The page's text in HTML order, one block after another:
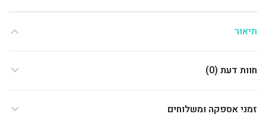
תיאור
חוות דעת (0)
זמני אספקה ומשלוחים